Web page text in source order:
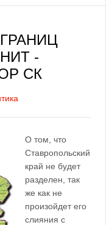
-
СК
О том, что
Ставропольский
край не будет
разделен, так
же как не
произойдет его
слияния с